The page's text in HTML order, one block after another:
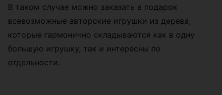
В таком случае можно заказать в подарок
всевозможные авторские игрушки из дерева,
которые гармонично складываются как в одну
большую игрушку, так и интересны по
отдельности.